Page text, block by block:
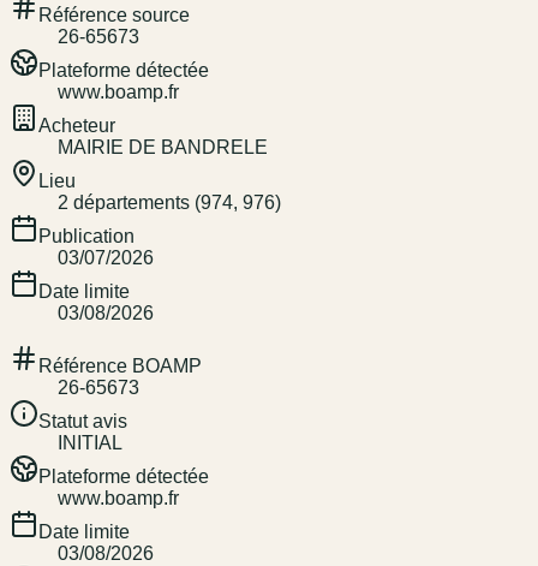
Référence source
26-65673
Plateforme détectée
www.boamp.fr
Acheteur
MAIRIE DE BANDRELE
Lieu
2 départements (974, 976)
Publication
03/07/2026
Date limite
03/08/2026
Référence BOAMP
26-65673
Statut avis
INITIAL
Plateforme détectée
www.boamp.fr
Date limite
03/08/2026